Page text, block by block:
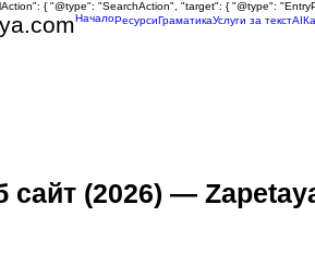
{ "@type": "SearchAction", "target": { "@type":
НачалоРесурсиГраматикаУслуги за текстAI
сайт (2026) —